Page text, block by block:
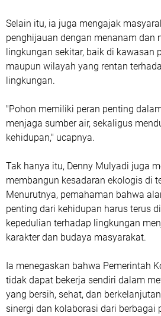
Selain itu, ia juga mengajak
penghijauan dengan menanam dan
lingkungan sekitar, baik di kawasan
maupun wilayah yang rentan
lingkungan.
"Pohon memiliki peran penting
menjaga sumber air, sekaligus
kehidupan," ucapnya.
Tak hanya itu, Denny Mulyadi juga
membangun kesadaran ekologis di
Menurutnya, pemahaman bahwa
penting dari kehidupan harus terus
kepedulian terhadap lingkungan
karakter dan budaya masyarakat.
Ia menegaskan bahwa Pemerintah
tidak dapat bekerja sendiri dalam
yang bersih, sehat, dan
sinergi dan kolaborasi dari berbagai